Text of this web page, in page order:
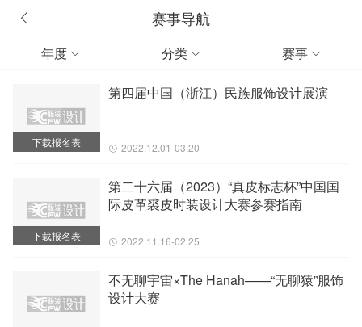
赛事导航
年度  分类  赛事 
下载报名表
第四届中国（浙江）民族服饰设计展演
2022.12.01-03.20
下载报名表
第二十六届（2023）“真皮标志杯”中国国
际皮革裘皮时装设计大赛参赛指南
2022.11.16-02.25
不无聊宇宙×The Hanah——“无聊猿”服饰
设计大赛